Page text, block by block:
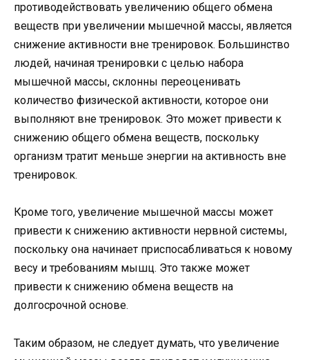
противодействовать увеличению общего обмена
веществ при увеличении мышечной массы, является
снижение активности вне тренировок. Большинство
людей, начиная тренировки с целью набора
мышечной массы, склонны переоценивать
количество физической активности, которое они
выполняют вне тренировок. Это может привести к
снижению общего обмена веществ, поскольку
организм тратит меньше энергии на активность вне
тренировок.
Кроме того, увеличение мышечной массы может
привести к снижению активности нервной системы,
поскольку она начинает приспосабливаться к новому
весу и требованиям мышц. Это также может
привести к снижению обмена веществ на
долгосрочной основе.
Таким образом, не следует думать, что увеличение